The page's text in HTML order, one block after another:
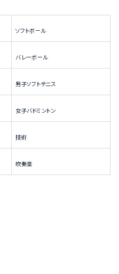
ソフトボール
バレーボール
男子ソフトテニス
女子バドミントン
技術
吹奏楽